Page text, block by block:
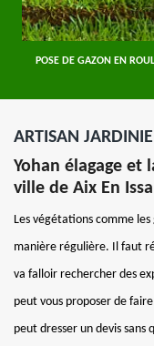
POSE DE GAZON EN
ARTISAN
Yohan élagage et
ville de Aix En
Les végétations comme
manière régulière. Il faut
va falloir rechercher des
peut vous proposer de
peut dresser un devis sans